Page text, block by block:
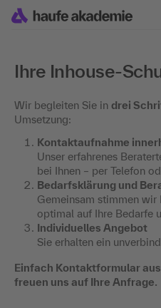
Ihre Inhouse-
Wir begleiten Sie in drei
Umsetzung:
Kontaktaufnahme
Unser erfahrenes
bei Ihnen – per Telefon
Bedarfsklärung und
Gemeinsam stimmen wir
optimal auf Ihre Bedarfe
Individuelles Angebot
Sie erhalten ein
Einfach Kontaktformular
freuen uns auf Ihre Anfrage.